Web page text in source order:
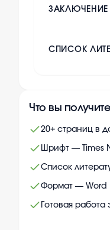
ЗАКЛЮЧЕНИЕ
СПИСОК
Что вы получите
20+ страниц в
Шрифт — Times
Список
Формат — Word
Готовая